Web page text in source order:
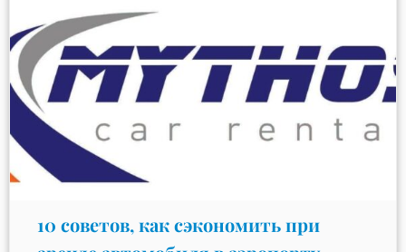
10 советов, как сэкономить при